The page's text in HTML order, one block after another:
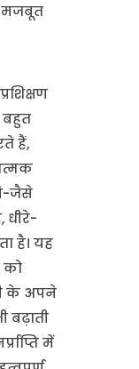
मजबूत
बहुत
हैं,
जैसे
धीरे-
है। यह
को
के अपने
बढ़ाती
में